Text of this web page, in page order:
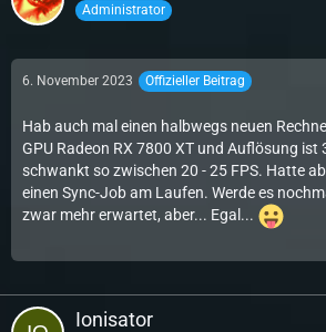
Administrator
6. November 2023 Offizieller Beitrag
Hab auch mal einen halbwegs neuen
GPU Radeon RX 7800 XT und Auflösung ist
schwankt so zwischen 20 - 25 FPS. Hatte
einen Sync-Job am Laufen. Werde es
zwar mehr erwartet, aber... Egal...
Ionisator